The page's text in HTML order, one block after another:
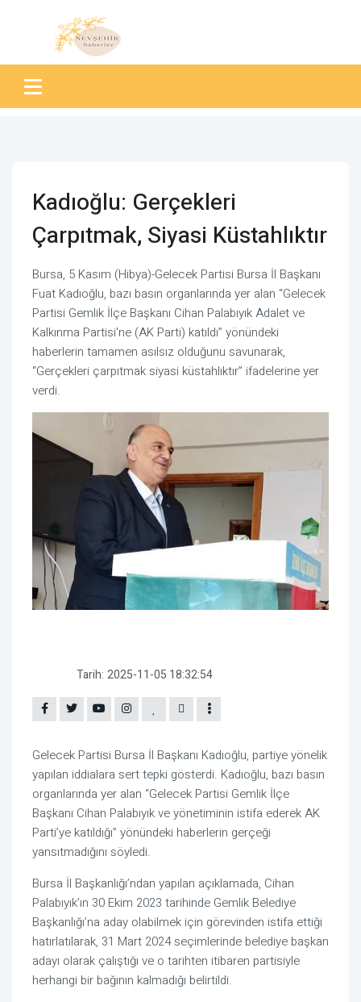
Kadıoğlu: Gerçekleri
Çarpıtmak, Siyasi Küstahlıktır
Bursa, 5 Kasım (Hibya)-Gelecek Partisi Bursa İl Başkanı
Fuat Kadıoğlu, bazı basın organlarında yer alan “Gelecek
Partisi Gemlik İlçe Başkanı Cihan Palabıyık Adalet ve
Kalkınma Partisi'ne (AK Parti) katıldı” yönündeki
haberlerin tamamen asılsız olduğunu savunarak,
“Gerçekleri çarpıtmak siyasi küstahlıktır” ifadelerine yer
verdi.
Tarih: 2025-11-05 18:32:54
Gelecek Partisi Bursa İl Başkanı Kadıoğlu, partiye yönelik
yapılan iddialara sert tepki gösterdi. Kadıoğlu, bazı basın
organlarında yer alan “Gelecek Partisi Gemlik İlçe
Başkanı Cihan Palabıyık ve yönetiminin istifa ederek AK
Parti’ye katıldığı” yönündeki haberlerin gerçeği
yansıtmadığını söyledi.
Bursa İl Başkanlığı’ndan yapılan açıklamada, Cihan
Palabıyık’ın 30 Ekim 2023 tarihinde Gemlik Belediye
Başkanlığı’na aday olabilmek için görevinden istifa ettiği
hatırlatılarak, 31 Mart 2024 seçimlerinde belediye başkan
adayı olarak çalıştığı ve o tarihten itibaren partisiyle
herhangi bir bağının kalmadığı belirtildi.